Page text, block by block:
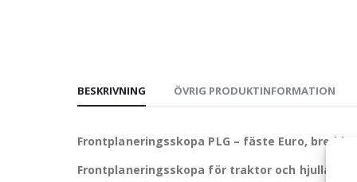
BESKRIVNING ÖVRIG PRODUKTINFORMATION
Frontplaneringsskopa PLG – fäste Euro, bredd
Frontplaneringsskopa för traktor och